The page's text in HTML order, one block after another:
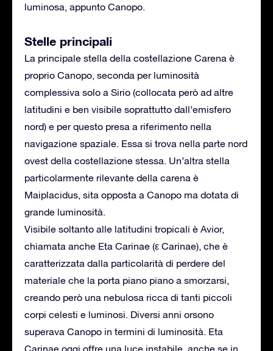
luminosa, appunto Canopo.
Stelle principali
La principale stella della costellazione Carena è
proprio Canopo, seconda per luminosità
complessiva solo a Sirio (collocata però ad altre
latitudini e ben visibile soprattutto dall’emisfero
nord) e per questo presa a riferimento nella
navigazione spaziale. Essa si trova nella parte nord
ovest della costellazione stessa. Un’altra stella
particolarmente rilevante della carena è
Maiplacidus, sita opposta a Canopo ma dotata di
grande luminosità.
Visibile soltanto alle latitudini tropicali è Avior,
chiamata anche Eta Carinae (ε Carinae), che è
caratterizzata dalla particolarità di perdere del
materiale che la porta piano piano a smorzarsi,
creando però una nebulosa ricca di tanti piccoli
corpi celesti e luminosi. Diversi anni orsono
superava Canopo in termini di luminosità. Eta
Carinae oggi offre una luce instabile, anche se in